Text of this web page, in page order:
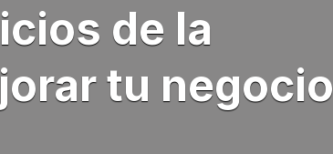
de la
tu negocio